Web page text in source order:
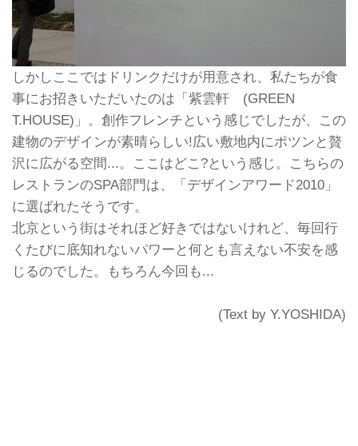
しかしここではドリンクだけが用意され、私たちが食
事にお招きいただいたのは「紫雲軒 (GREEN
T.HOUSE)」。創作フレンチという感じでしたが、この
建物のデザインが素晴らしい!広い敷地内にポツンと贅
沢に広がる空間...。ここはどこ?という感じ。こちらの
レストランのSPA部門は、「デザインアワード2010」
に選ばれたそうです。
北京という街はそれほど好きではないけれど、毎回行
くたびに底知れないパワーと何とも言えない不安を感
じるのでした。もちろん今回も...
(Text by Y.YOSHIDA)